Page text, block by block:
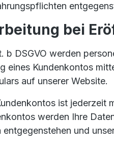
bei
b DSGVO werden
eines Kundenkontos
auf unserer Website.
ist
werden Ihre
und